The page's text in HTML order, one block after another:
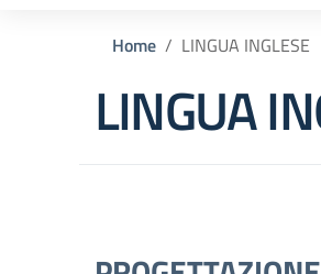
Home LINGUA INGLESE
LINGUA